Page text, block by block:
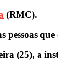
(RMC).
que
(25), a